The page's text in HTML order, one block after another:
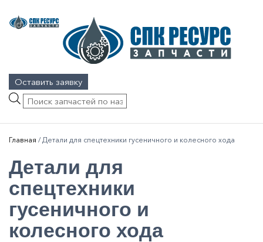
Оставить заявку
Поиск
товаров
Главная / Детали для спецтехники гусеничного и колесного хода
Детали для
спецтехники
гусеничного и
колесного хода